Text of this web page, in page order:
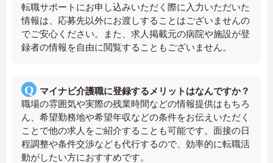
転職サポートにお申し込みいただく際に入力いただいた
情報は、応募先以外にお渡しすることはございませんの
でご安心ください。また、求人掲載元の病院や施設が登
録者の情報を自由に閲覧することもございません。
マイナビ介護職に登録するメリットはなんですか？
職場の雰囲気や実際の残業時間などの情報提供はもちろ
ん、希望勤務地や希望年収などの条件をお伝えいただく
ことで他の求人をご紹介することも可能です。面接の日
程調整や条件交渉なども代行するので、効率的に転職活
動がしたい方におすすめです。